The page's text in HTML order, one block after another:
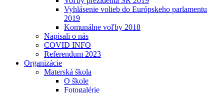
Vyhlásenie volieb do Európskeho parlamentu
2019
Komunálne voľby 2018
Napísali o nás
COVID INFO
Referendum 2023
Organizácie
Materská škola
O škole
Fotogalérie